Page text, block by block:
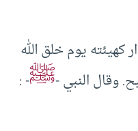
كهيئته يوم خلق الله
وقال النبي -ﷺ- :